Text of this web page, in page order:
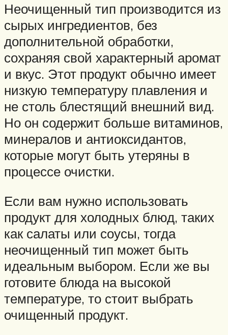
Неочищенный тип производится из
сырых ингредиентов, без
дополнительной обработки,
сохраняя свой характерный аромат
и вкус. Этот продукт обычно имеет
низкую температуру плавления и
не столь блестящий внешний вид.
Но он содержит больше витаминов,
минералов и антиоксидантов,
которые могут быть утеряны в
процессе очистки.
Если вам нужно использовать
продукт для холодных блюд, таких
как салаты или соусы, тогда
неочищенный тип может быть
идеальным выбором. Если же вы
готовите блюда на высокой
температуре, то стоит выбрать
очищенный продукт.